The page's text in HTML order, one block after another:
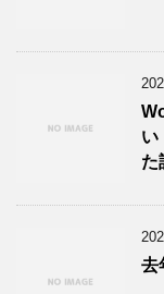
い
た
去